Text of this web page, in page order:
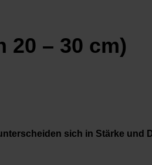
20 – 30 cm)
sich in Stärke und